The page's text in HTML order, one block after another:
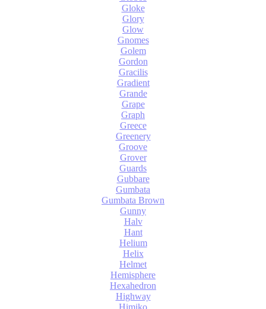
Gloke
Glory
Glow
Gnomes
Golem
Gordon
Gracilis
Gradient
Grande
Grape
Graph
Greece
Greenery
Groove
Grover
Guards
Gubbare
Gumbata
Gumbata Brown
Gunny
Halv
Hant
Helium
Helix
Helmet
Hemisphere
Hexahedron
Highway
Himiko